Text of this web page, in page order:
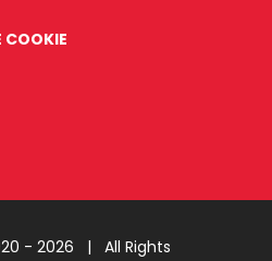
COOKIE
- 2026 | All Rights